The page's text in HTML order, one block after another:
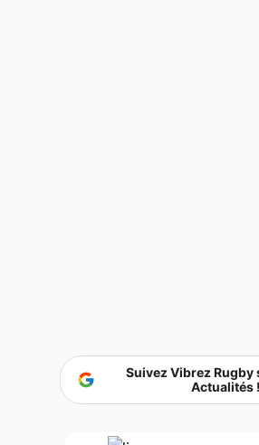
Suivez Vibrez Rugby
Actualités !